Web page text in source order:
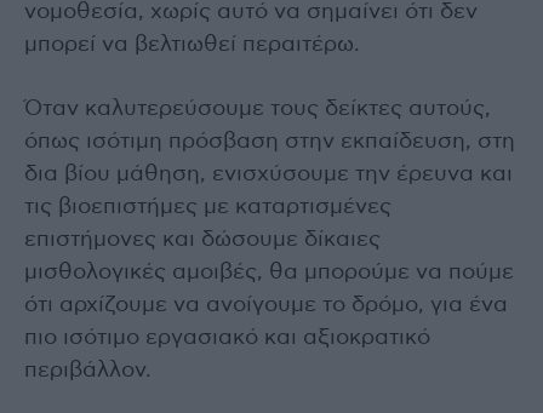
νομοθεσία, χωρίς αυτό να σημαίνει ότι δεν
μπορεί να βελτιωθεί περαιτέρω.
Όταν καλυτερεύσουμε τους δείκτες αυτούς,
όπως ισότιμη πρόσβαση στην εκπαίδευση, στη
δια βίου μάθηση, ενισχύσουμε την έρευνα και
τις βιοεπιστήμες με καταρτισμένες
επιστήμονες και δώσουμε δίκαιες
μισθολογικές αμοιβές, θα μπορούμε να πούμε
ότι αρχίζουμε να ανοίγουμε το δρόμο, για ένα
πιο ισότιμο εργασιακό και αξιοκρατικό
περιβάλλον.